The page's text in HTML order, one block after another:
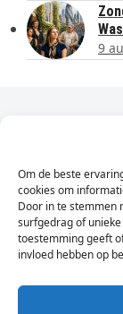
Om de beste
cookies om
Door in te stemmen
surfgedrag of
toestemming geeft
invloed hebben op
9
Dagelijks
Vul
hier
je
e-
mailadres
in